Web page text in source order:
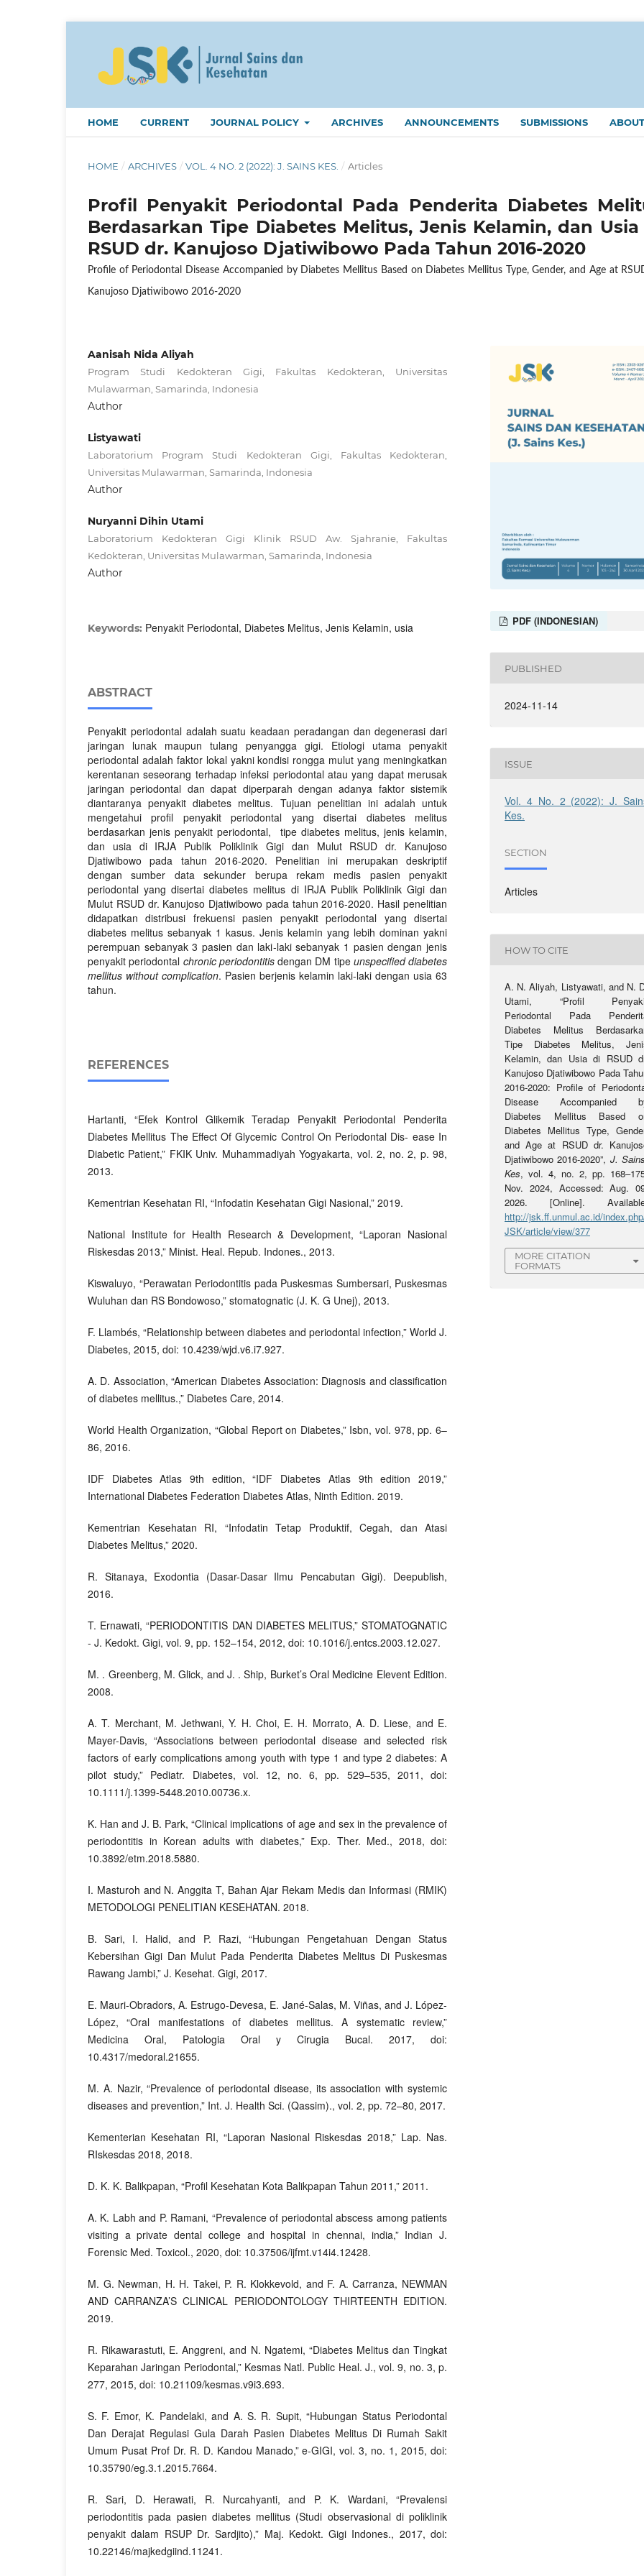
HOME CURRENT JOURNAL POLICY ARCHIVES ANNOUNCEMENTS SUBMISSIONS
HOME / ARCHIVES / VOL. 4 NO. 2 (2022): J. SAINS KES. / Articles
Profil Penyakit Periodontal Pada Penderita Diabetes
Berdasarkan Tipe Diabetes Melitus, Jenis Kelamin, dan
RSUD dr. Kanujoso Djatiwibowo Pada Tahun 2016-2020
Profile of Periodontal Disease Accompanied by Diabetes Mellitus Based on Diabetes Mellitus Type, Gender, and Age at
Kanujoso Djatiwibowo 2016-2020
Aanisah Nida Aliyah
Program Studi Kedokteran Gigi, Fakultas Kedokteran, Universitas
Mulawarman, Samarinda, Indonesia
Author
Listyawati
Laboratorium Program Studi Kedokteran Gigi, Fakultas Kedokteran,
Universitas Mulawarman, Samarinda, Indonesia
Author
Nuryanni Dihin Utami
Laboratorium Kedokteran Gigi Klinik RSUD Aw. Sjahranie, Fakultas
Kedokteran, Universitas Mulawarman, Samarinda, Indonesia
Author
Keywords: Penyakit Periodontal, Diabetes Melitus, Jenis Kelamin, usia
ABSTRACT
Penyakit periodontal adalah suatu keadaan peradangan dan degenerasi dari
jaringan lunak maupun tulang penyangga gigi. Etiologi utama penyakit
periodontal adalah faktor lokal yakni kondisi rongga mulut yang meningkatkan
kerentanan seseorang terhadap infeksi periodontal atau yang dapat merusak
jaringan periodontal dan dapat diperparah dengan adanya faktor sistemik
diantaranya penyakit diabetes melitus. Tujuan penelitian ini adalah untuk
mengetahui profil penyakit periodontal yang disertai diabetes melitus
berdasarkan jenis penyakit periodontal, tipe diabetes melitus, jenis kelamin,
dan usia di IRJA Publik Poliklinik Gigi dan Mulut RSUD dr. Kanujoso
Djatiwibowo pada tahun 2016-2020. Penelitian ini merupakan deskriptif
dengan sumber data sekunder berupa rekam medis pasien penyakit
periodontal yang disertai diabetes melitus di IRJA Publik Poliklinik Gigi dan
Mulut RSUD dr. Kanujoso Djatiwibowo pada tahun 2016-2020. Hasil penelitian
didapatkan distribusi frekuensi pasien penyakit periodontal yang disertai
diabetes melitus sebanyak 1 kasus. Jenis kelamin yang lebih dominan yakni
perempuan sebanyak 3 pasien dan laki-laki sebanyak 1 pasien dengan jenis
penyakit periodontal chronic periodontitis dengan DM tipe unspecified diabetes
mellitus without complication. Pasien berjenis kelamin laki-laki dengan usia 63
tahun.
REFERENCES
Hartanti, “Efek Kontrol Glikemik Teradap Penyakit Periodontal Penderita
Diabetes Mellitus The Effect Of Glycemic Control On Periodontal Dis- ease In
Diabetic Patient,” FKIK Univ. Muhammadiyah Yogyakarta, vol. 2, no. 2, p. 98,
2013.
Kementrian Kesehatan RI, “Infodatin Kesehatan Gigi Nasional,” 2019.
National Institute for Health Research & Development, “Laporan Nasional
Riskesdas 2013,” Minist. Heal. Repub. Indones., 2013.
Kiswaluyo, “Perawatan Periodontitis pada Puskesmas Sumbersari, Puskesmas
Wuluhan dan RS Bondowoso,” stomatognatic (J. K. G Unej), 2013.
F. Llambés, “Relationship between diabetes and periodontal infection,” World J.
Diabetes, 2015, doi: 10.4239/wjd.v6.i7.927.
A. D. Association, “American Diabetes Association: Diagnosis and classification
of diabetes mellitus.,” Diabetes Care, 2014.
World Health Organization, “Global Report on Diabetes,” Isbn, vol. 978, pp. 6–
86, 2016.
IDF Diabetes Atlas 9th edition, “IDF Diabetes Atlas 9th edition 2019,”
International Diabetes Federation Diabetes Atlas, Ninth Edition. 2019.
Kementrian Kesehatan RI, “Infodatin Tetap Produktif, Cegah, dan Atasi
Diabetes Melitus,” 2020.
R. Sitanaya, Exodontia (Dasar-Dasar Ilmu Pencabutan Gigi). Deepublish,
2016.
T. Ernawati, “PERIODONTITIS DAN DIABETES MELITUS,” STOMATOGNATIC
- J. Kedokt. Gigi, vol. 9, pp. 152–154, 2012, doi: 10.1016/j.entcs.2003.12.027.
M. . Greenberg, M. Glick, and J. . Ship, Burket’s Oral Medicine Elevent Edition.
2008.
A. T. Merchant, M. Jethwani, Y. H. Choi, E. H. Morrato, A. D. Liese, and E.
Mayer-Davis, “Associations between periodontal disease and selected risk
factors of early complications among youth with type 1 and type 2 diabetes: A
pilot study,” Pediatr. Diabetes, vol. 12, no. 6, pp. 529–535, 2011, doi:
10.1111/j.1399-5448.2010.00736.x.
K. Han and J. B. Park, “Clinical implications of age and sex in the prevalence of
periodontitis in Korean adults with diabetes,” Exp. Ther. Med., 2018, doi:
10.3892/etm.2018.5880.
I. Masturoh and N. Anggita T, Bahan Ajar Rekam Medis dan Informasi (RMIK)
METODOLOGI PENELITIAN KESEHATAN. 2018.
B. Sari, I. Halid, and P. Razi, “Hubungan Pengetahuan Dengan Status
Kebersihan Gigi Dan Mulut Pada Penderita Diabetes Melitus Di Puskesmas
Rawang Jambi,” J. Kesehat. Gigi, 2017.
E. Mauri-Obradors, A. Estrugo-Devesa, E. Jané-Salas, M. Viñas, and J. López-
López, “Oral manifestations of diabetes mellitus. A systematic review,”
Medicina Oral, Patologia Oral y Cirugia Bucal. 2017, doi:
10.4317/medoral.21655.
M. A. Nazir, “Prevalence of periodontal disease, its association with systemic
diseases and prevention,” Int. J. Health Sci. (Qassim)., vol. 2, pp. 72–80, 2017.
Kementerian Kesehatan RI, “Laporan Nasional Riskesdas 2018,” Lap. Nas.
RIskesdas 2018, 2018.
D. K. K. Balikpapan, “Profil Kesehatan Kota Balikpapan Tahun 2011,” 2011.
A. K. Labh and P. Ramani, “Prevalence of periodontal abscess among patients
visiting a private dental college and hospital in chennai, india,” Indian J.
Forensic Med. Toxicol., 2020, doi: 10.37506/ijfmt.v14i4.12428.
M. G. Newman, H. H. Takei, P. R. Klokkevold, and F. A. Carranza, NEWMAN
AND CARRANZA’S CLINICAL PERIODONTOLOGY THIRTEENTH EDITION.
2019.
R. Rikawarastuti, E. Anggreni, and N. Ngatemi, “Diabetes Melitus dan Tingkat
Keparahan Jaringan Periodontal,” Kesmas Natl. Public Heal. J., vol. 9, no. 3, p.
277, 2015, doi: 10.21109/kesmas.v9i3.693.
S. F. Emor, K. Pandelaki, and A. S. R. Supit, “Hubungan Status Periodontal
Dan Derajat Regulasi Gula Darah Pasien Diabetes Melitus Di Rumah Sakit
Umum Pusat Prof Dr. R. D. Kandou Manado,” e-GIGI, vol. 3, no. 1, 2015, doi:
10.35790/eg.3.1.2015.7664.
R. Sari, D. Herawati, R. Nurcahyanti, and P. K. Wardani, “Prevalensi
periodontitis pada pasien diabetes mellitus (Studi observasional di poliklinik
penyakit dalam RSUP Dr. Sardjito),” Maj. Kedokt. Gigi Indones., 2017, doi:
10.22146/majkedgiind.11241.
PDF (INDONESIAN)
PUBLISHED
2024-11-14
ISSUE
Vol. 4 No. 2 (2022): J.
Kes.
SECTION
Articles
HOW TO CITE
A. N. Aliyah, Listyawati, and N.
Utami, “Profil
Periodontal Pada
Diabetes Melitus
Tipe Diabetes Melitus,
Kelamin, dan Usia di RSUD
Kanujoso Djatiwibowo Pada
2016-2020: Profile of
Disease Accompanied
Diabetes Mellitus Based
Diabetes Mellitus Type,
and Age at RSUD dr.
Djatiwibowo 2016-2020”, J.
Kes, vol. 4, no. 2, pp.
Nov. 2024, Accessed: Aug.
2026. [Online].
http://jsk.ff.unmul.ac.id/
JSK/article/view/377
MORE CITATION
FORMATS